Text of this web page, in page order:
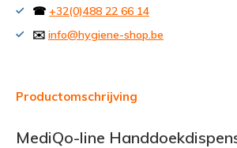
☎ +32(0)488 22 66 14
✉️ info@hygiene-shop.be
Productomschrijving
MediQo-line